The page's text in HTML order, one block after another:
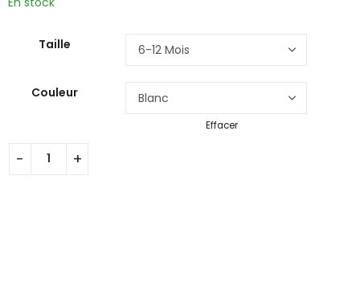
Taille
Couleur
Effacer